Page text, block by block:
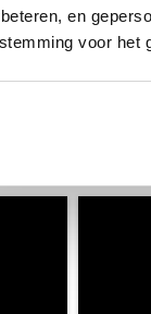
en
voor het
delen. Deel